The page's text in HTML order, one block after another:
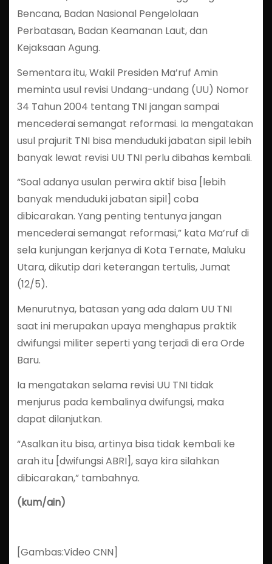
Bencana, Badan Nasional Pengelolaan
Perbatasan, Badan Keamanan Laut, dan
Kejaksaan Agung.
Sementara itu, Wakil Presiden Ma’ruf Amin
meminta usul revisi Undang-undang (UU) Nomor
34 Tahun 2004 tentang TNI jangan sampai
mencederai semangat reformasi. Ia mengatakan
usul prajurit TNI bisa menduduki jabatan sipil lebih
banyak lewat revisi UU TNI perlu dibahas kembali.
“Soal adanya usulan perwira aktif bisa [lebih
banyak menduduki jabatan sipil] coba
dibicarakan. Yang penting tentunya jangan
mencederai semangat reformasi,” kata Ma’ruf di
sela kunjungan kerjanya di Kota Ternate, Maluku
Utara, dikutip dari keterangan tertulis, Jumat
(12/5).
Menurutnya, batasan yang ada dalam UU TNI
saat ini merupakan upaya menghapus praktik
dwifungsi militer seperti yang terjadi di era Orde
Baru.
Ia mengatakan selama revisi UU TNI tidak
menjurus pada kembalinya dwifungsi, maka
dapat dilanjutkan.
“Asalkan itu bisa, artinya bisa tidak kembali ke
arah itu [dwifungsi ABRI], saya kira silahkan
dibicarakan,” tambahnya.
(kum/ain)
[Gambas:Video CNN]